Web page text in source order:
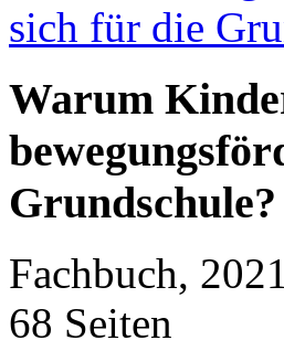
Warum
Grundschule?
Fachbuch, 2021
68 Seiten